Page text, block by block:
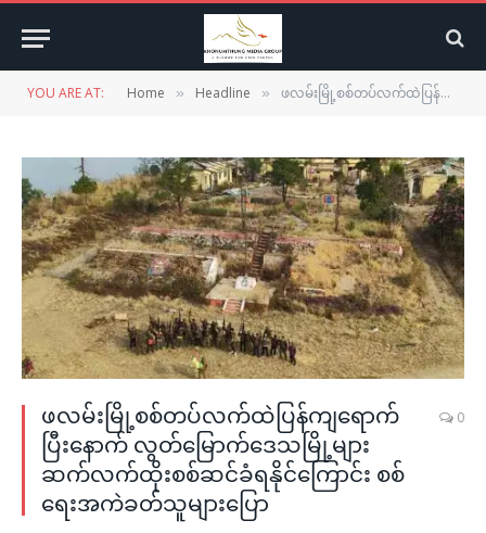
YOU ARE AT: Home » Headline » ဖလမ်းမြို့စစ်တပ်လက်ထဲပြန်ကျရောက်ပြီးနောက် လွတ်မြောက်ဒေသမြို့များ ဆက်လက်ထိုးစစ်ဆင်ခံရနိုင်ကြောင်း စစ်ရေးအကဲခတ်သူများပြော
ဖလမ်းမြို့စစ်တပ်လက်ထဲပြန်ကျရောက်
ပြီးနောက် လွတ်မြောက်ဒေသမြို့များ
ဆက်လက်ထိုးစစ်ဆင်ခံရနိုင်ကြောင်း စစ်
ရေးအကဲခတ်သူများပြော
0